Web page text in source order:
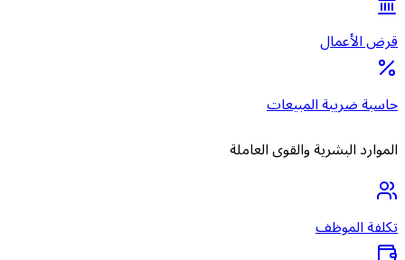
قرض الأعمال
حاسبة ضريبة المبيعات
الموارد البشرية والقوى العاملة
تكلفة الموظف